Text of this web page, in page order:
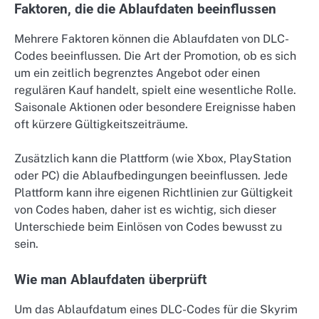
Faktoren, die die Ablaufdaten beeinflussen
Mehrere Faktoren können die Ablaufdaten von DLC-
Codes beeinflussen. Die Art der Promotion, ob es sich
um ein zeitlich begrenztes Angebot oder einen
regulären Kauf handelt, spielt eine wesentliche Rolle.
Saisonale Aktionen oder besondere Ereignisse haben
oft kürzere Gültigkeitszeiträume.
Zusätzlich kann die Plattform (wie Xbox, PlayStation
oder PC) die Ablaufbedingungen beeinflussen. Jede
Plattform kann ihre eigenen Richtlinien zur Gültigkeit
von Codes haben, daher ist es wichtig, sich dieser
Unterschiede beim Einlösen von Codes bewusst zu
sein.
Wie man Ablaufdaten überprüft
Um das Ablaufdatum eines DLC-Codes für die Skyrim